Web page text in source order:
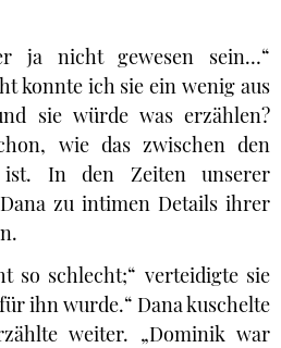
ja nicht gewesen sein…“
konnte ich sie ein wenig aus
sie würde was erzählen?
wie das zwischen den
ist. In den Zeiten unserer
zu intimen Details ihrer
so schlecht;“ verteidigte sie
ihn wurde.“ Dana kuschelte
weiter. „Dominik war